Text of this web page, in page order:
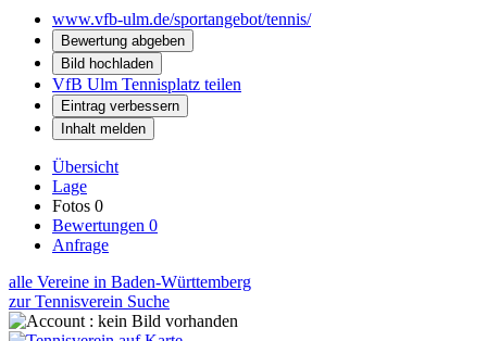
www.vfb-ulm.de/sportangebot/tennis/
Bewertung abgeben
Bild hochladen
VfB Ulm Tennisplatz teilen
Eintrag verbessern
Inhalt melden
Übersicht
Lage
Fotos 0
Bewertungen 0
Anfrage
alle Vereine in Baden-Württemberg
zur Tennisverein Suche